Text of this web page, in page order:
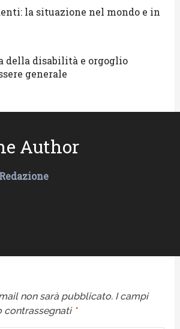
la situazione nel mondo e in
della disabilità e orgoglio
generale
Author
Redazione
non sarà pubblicato. I campi
contrassegnati *